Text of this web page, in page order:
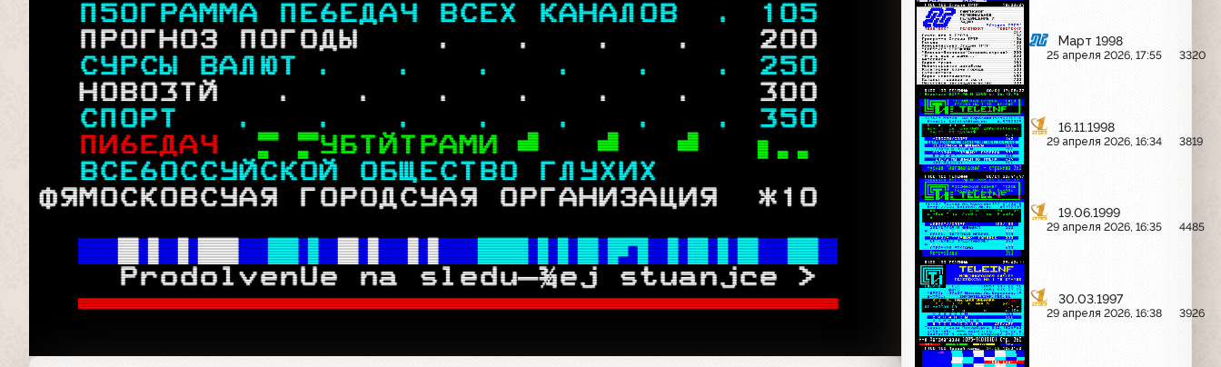
П5ОГРАММА ПЕ6ЕДАЧ ВСЕХ КАНАЛОВ  .
105
  ПРОГНОЗ ПОГОДЫ    .   .   .   .
200
СУРСЫ ВАЛЮТ .   .   .   .   .   .
250
  НОВО3ТЙ   .   .   .   .   .   .
300
СПОРТ   .   .   .   .   .   .   . 350
ПИ6ЕДАЧ
УБТЙТРАМИ
ВСЕ6ОССУЙСКОЙ ОБЩЕСТВО ГЛУХИХ
ФЯМОСКОВСУАЯ ГОРОДСУАЯ ОРГАНИЗАЦИЯ  *10
   
ProdolvenUe na sledu—¾ej stuanjce >

Март 1998
25 апреля 2026, 17:55 3320
16.11.1998
29 апреля 2026, 16:34 3819
19.06.1999
29 апреля 2026, 16:35 4485
30.03.1997
29 апреля 2026, 16:38 3926